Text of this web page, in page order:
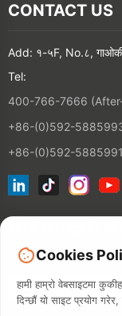
CONTACT US
Add: १-५F, No.८, गाओकी
Tel:
400-766-7666
+86-(0)592-
+86-(0)592-
Cookies
हामी हाम्रो वेबसाइटमा
दिन्छौं यो साइट प्रयोग